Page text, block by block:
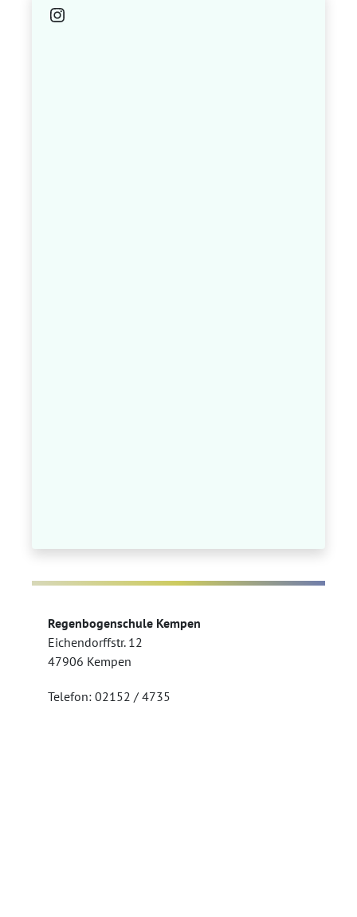
Instagram
Regenbogenschule Kempen
Eichendorffstr. 12
47906 Kempen
Telefon: 02152 / 4735